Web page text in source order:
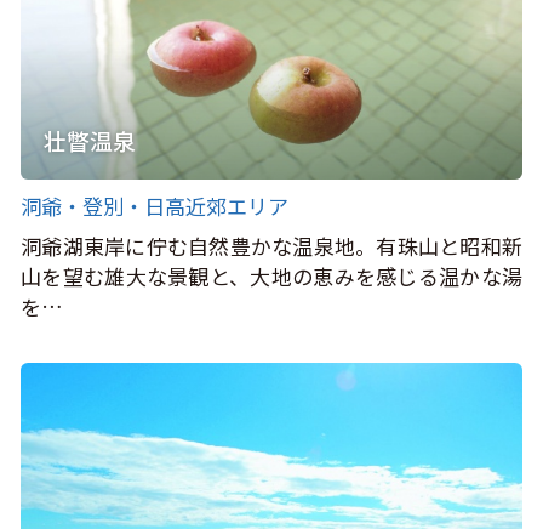
壮瞥温泉
洞爺・登別・日高近郊エリア
洞爺湖東岸に佇む自然豊かな温泉地。有珠山と昭和新
山を望む雄大な景観と、大地の恵みを感じる温かな湯
を…